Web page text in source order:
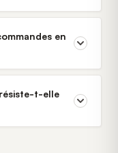
en
t-elle